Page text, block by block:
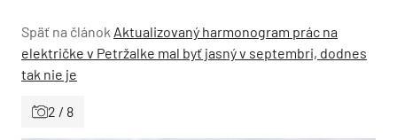
Späť na článok Aktualizovaný harmonogram prác na
električke v Petržalke mal byť jasný v septembri, dodnes
tak nie je
2 / 8